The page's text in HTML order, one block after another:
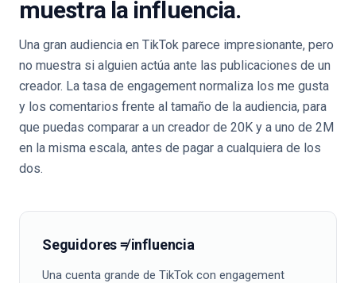
muestra la influencia.
Una gran audiencia en TikTok parece impresionante, pero
no muestra si alguien actúa ante las publicaciones de un
creador. La tasa de engagement normaliza los me gusta
y los comentarios frente al tamaño de la audiencia, para
que puedas comparar a un creador de 20K y a uno de 2M
en la misma escala, antes de pagar a cualquiera de los
dos.
Seguidores ≠ influencia
Una cuenta grande de TikTok con engagement